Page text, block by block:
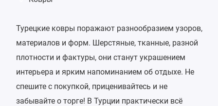
Турецкие ковры поражают разнообразием узоров,
материалов и форм. Шерстяные, тканные, разной
плотности и фактуры, они станут украшением
интерьера и ярким напоминанием об отдыхе. Не
спешите с покупкой, приценивайтесь и не
забывайте о торге! В Турции практически всё